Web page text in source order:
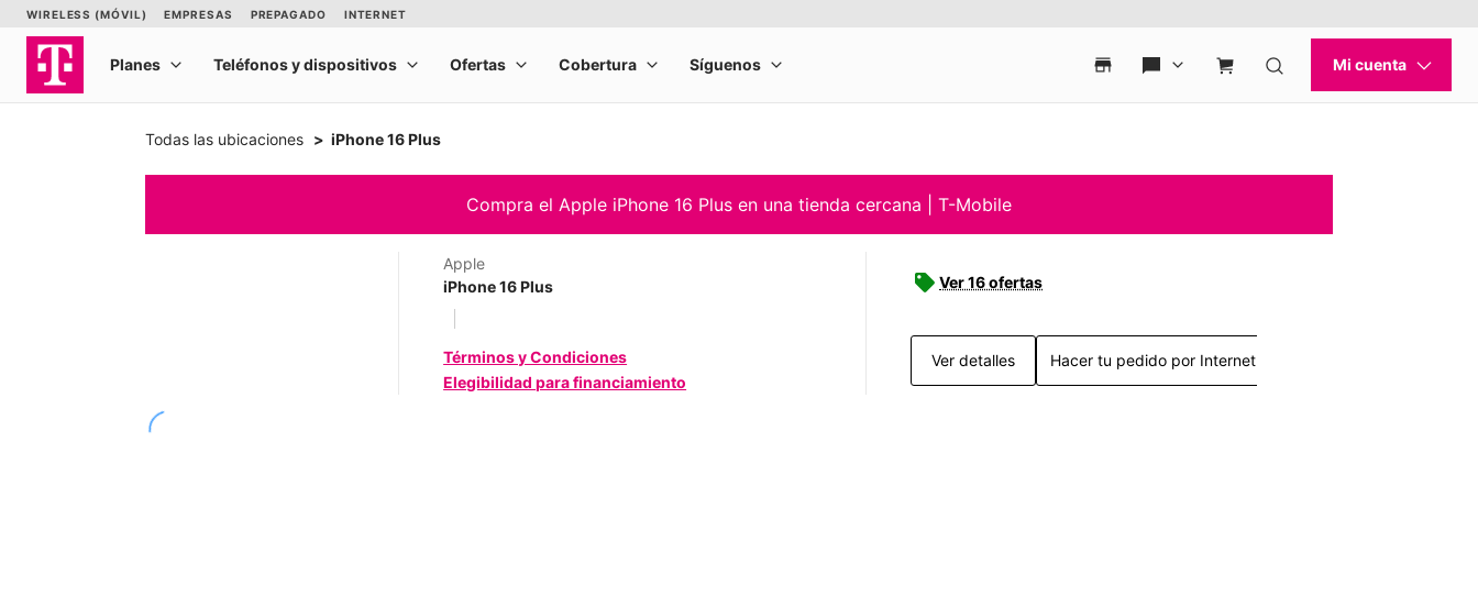
Todas las ubicaciones iPhone 16 Plus
Compra el Apple iPhone 16 Plus en una tienda cercana | T-Mobile
Apple
iPhone 16 Plus
Términos y Condiciones
Elegibilidad para financiamiento
Ver 16 ofertas
Ver detalles Hacer tu pedido por Internet >